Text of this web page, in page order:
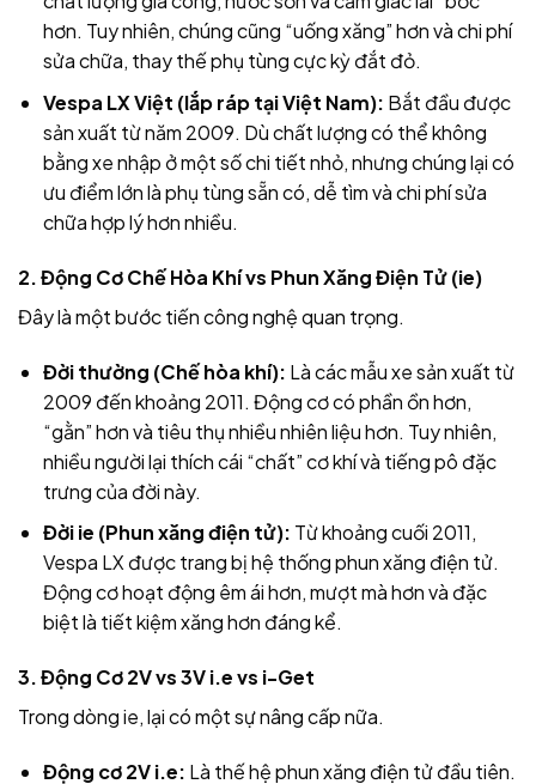
hơn. Tuy nhiên, chúng cũng “uống xăng” hơn và chi phí
sửa chữa, thay thế phụ tùng cực kỳ đắt đỏ.
Vespa LX Việt (lắp ráp tại Việt Nam): Bắt đầu được
sản xuất từ năm 2009. Dù chất lượng có thể không
bằng xe nhập ở một số chi tiết nhỏ, nhưng chúng lại có
ưu điểm lớn là phụ tùng sẵn có, dễ tìm và chi phí sửa
chữa hợp lý hơn nhiều.
2. Động Cơ Chế Hòa Khí vs Phun Xăng Điện Tử (ie)
Đây là một bước tiến công nghệ quan trọng.
Đời thường (Chế hòa khí): Là các mẫu xe sản xuất từ
2009 đến khoảng 2011. Động cơ có phần ồn hơn,
“gằn” hơn và tiêu thụ nhiều nhiên liệu hơn. Tuy nhiên,
nhiều người lại thích cái “chất” cơ khí và tiếng pô đặc
trưng của đời này.
Đời ie (Phun xăng điện tử): Từ khoảng cuối 2011,
Vespa LX được trang bị hệ thống phun xăng điện tử.
Động cơ hoạt động êm ái hơn, mượt mà hơn và đặc
biệt là tiết kiệm xăng hơn đáng kể.
3. Động Cơ 2V vs 3V i.e vs i-Get
Trong dòng ie, lại có một sự nâng cấp nữa.
Động cơ 2V i.e: Là thế hệ phun xăng điện tử đầu tiên.